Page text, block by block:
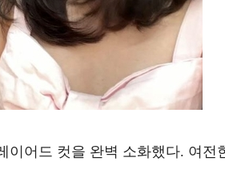
이어드 컷을 완벽 소화했다. 여전